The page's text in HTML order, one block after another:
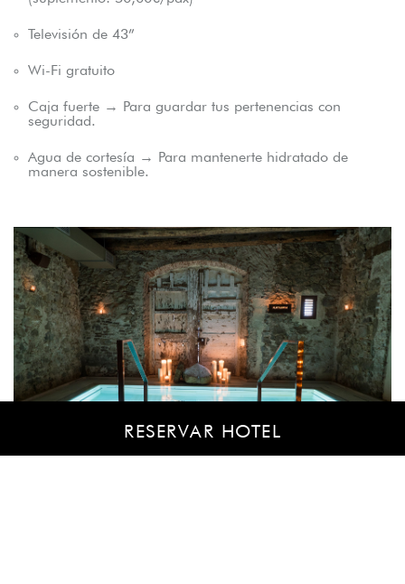
RESERVAR HOTEL
Televisión de 43”
Wi-Fi gratuito
Caja fuerte → Para guardar tus pertenencias con
seguridad.
Agua de cortesía → Para mantenerte hidratado de
manera sostenible.